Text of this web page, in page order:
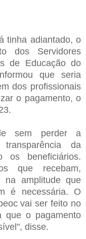
tinha adiantado, o
dos Servidores
de Educação do
que seria
dos profissionais
o pagamento, o
sem perder a
da
os beneficiários.
que recebam,
na amplitude que
é necessária. O
vai ser feito no
que o pagamento
disse.